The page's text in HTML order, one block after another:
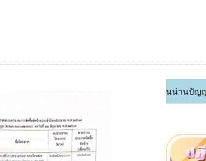
ยินดีต้อนรับเข้าสู้เว็ปไซต์ "โรงเรียนน่านปัญญานุกูล จังว